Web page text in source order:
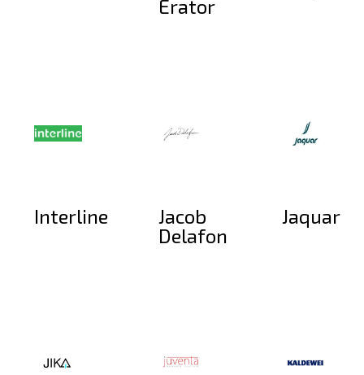
Erator
Interline
Jacob
Delafon
Jaquar